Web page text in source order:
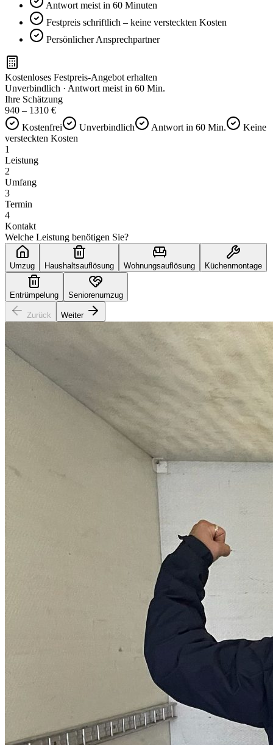
Antwort meist in 60 Minuten
Festpreis schriftlich – keine versteckten Kosten
Persönlicher Ansprechpartner
Kostenloses Festpreis-Angebot erhalten
Unverbindlich · Antwort meist in 60 Min.
Ihre Schätzung
940 – 1310 €
Kostenfrei
Unverbindlich Antwort in 60 Min.
Keine
versteckten Kosten
1
Leistung
2
Umfang
3
Termin
4
Kontakt
Welche Leistung benötigen Sie?
Umzug Haushaltsauflösung Wohnungsauflösung Küchenmontage
Entrümpelung Seniorenumzug
Zurück Weiter